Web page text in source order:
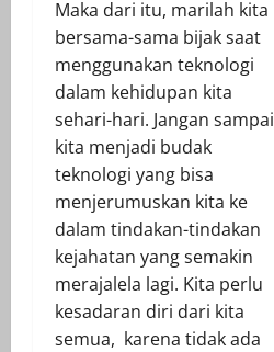
Maka dari itu, marilah kita
bersama-sama bijak saat
menggunakan teknologi
dalam kehidupan kita
sehari-hari. Jangan sampai
kita menjadi budak
teknologi yang bisa
menjerumuskan kita ke
dalam tindakan-tindakan
kejahatan yang semakin
merajalela lagi. Kita perlu
kesadaran diri dari kita
semua, karena tidak ada